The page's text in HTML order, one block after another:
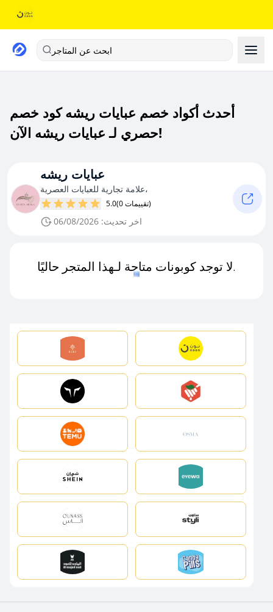
ابحث عن المتاجر
أحدث أكواد خصم عبايات ريشه كود خصم
حصري لـ عبايات ريشه الآن!
عبايات ريشه
علامة تجارية للعبايات العصرية،
5.0 (0 تقييمات)
اخر تحديث: 06/08/2026
لا توجد كوبونات متاحة لـهذا المتجر حاليًا.